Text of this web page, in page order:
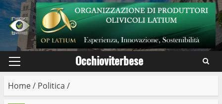
Skip
to
content
Primary
Occhioviterbese
Home/ Politica /